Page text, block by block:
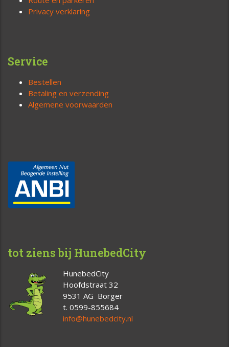
Privacy verklaring
Service
Bestellen
Betaling en verzending
Algemene voorwaarden
tot ziens bij HunebedCity
HunebedCity
Hoofdstraat 32
9531 AG Borger
t. 0599-855684
info@hunebedcity.nl